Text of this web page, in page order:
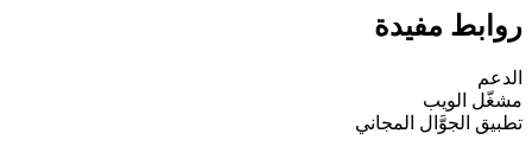
روابط مفيدة
الدعم
مشغّل الويب
تطبيق الجوَّال المجاني